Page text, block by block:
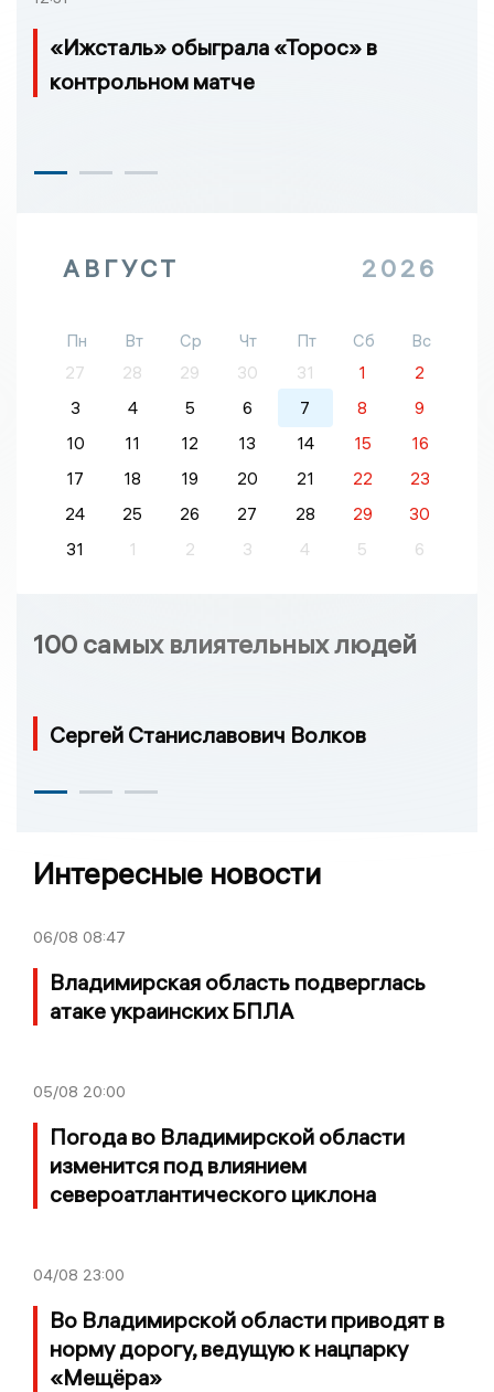
«Ижсталь» обыграла «Торос» в
контрольном матче
АВГУСТ 2026
Пн Вт Ср Чт Пт Сб
Вс
27
28 29 30 31 1
2
3
4 5 6 7 8
9
10
11 12 13 14 15
16
17
18 19 20 21 22
23
24
25 26 27 28 29
30
31
1 2 3 4 5 6
100 самых влиятельных людей
Сергей Станиславович Волков
Интересные новости
06/08 08:47
Владимирская область подверглась
атаке украинских БПЛА
05/08 20:00
Погода во Владимирской области
изменится под влиянием
североатлантического циклона
04/08 23:00
Во Владимирской области приводят в
норму дорогу, ведущую к нацпарку
«Мещёра»